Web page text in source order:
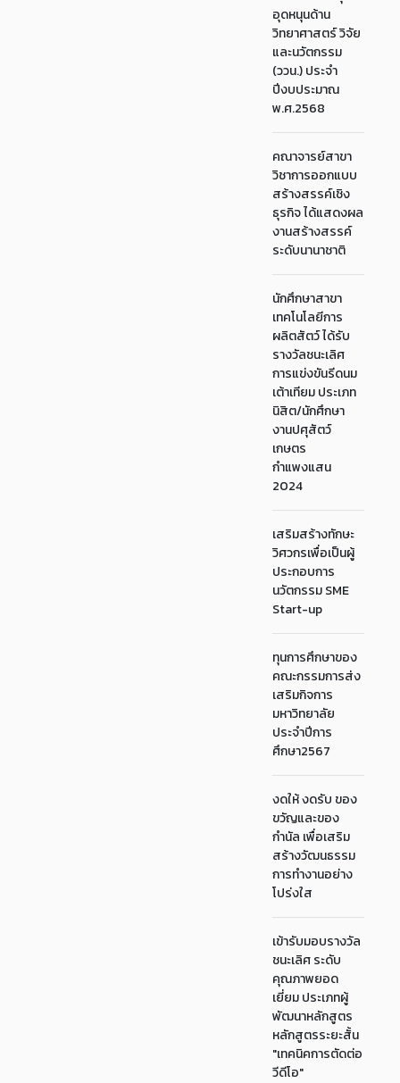
อุดหนุนด้าน
วิทยาศาสตร์ วิจัย
และนวัตกรรม
(ววน.) ประจำ
ปีงบประมาณ
พ.ศ.2568
คณาจารย์สาขา
วิชาการออกแบบ
สร้างสรรค์เชิง
ธุรกิจ ได้แสดงผล
งานสร้างสรรค์
ระดับนานาชาติ
นักศึกษาสาขา
เทคโนโลยีการ
ผลิตสัตว์ ได้รับ
รางวัลชนะเลิศ
การแข่งขันรีดนม
เต้าเทียม ประเภท
นิสิต/นักศึกษา
งานปศุสัตว์
เกษตร
กำแพงแสน
2024
เสริมสร้างทักษะ
วิศวกรเพื่อเป็นผู้
ประกอบการ
นวัตกรรม SME
Start-up
ทุนการศึกษาของ
คณะกรรมการส่ง
เสริมกิจการ
มหาวิทยาลัย
ประจำปีการ
ศึกษา2567
งดให้ งดรับ ของ
ขวัญและของ
กำนัล เพื่อเสริม
สร้างวัฒนธรรม
การทำงานอย่าง
โปร่งใส
เข้ารับมอบรางวัล
ชนะเลิศ ระดับ
คุณภาพยอด
เยี่ยม ประเภทผู้
พัฒนาหลักสูตร
หลักสูตรระยะสั้น
"เทคนิคการตัดต่อ
วีดีโอ"